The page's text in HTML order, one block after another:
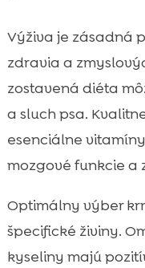
Výživa je zásadná
zdravia a
zostavená diéta
a sluch psa.
esenciálne
mozgové funkcie a
Optimálny výber
špecifické živiny.
kyseliny majú